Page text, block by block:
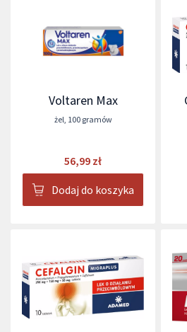
Voltaren Max
żel, 100 gramów
56,99 zł
Dodaj do koszyka